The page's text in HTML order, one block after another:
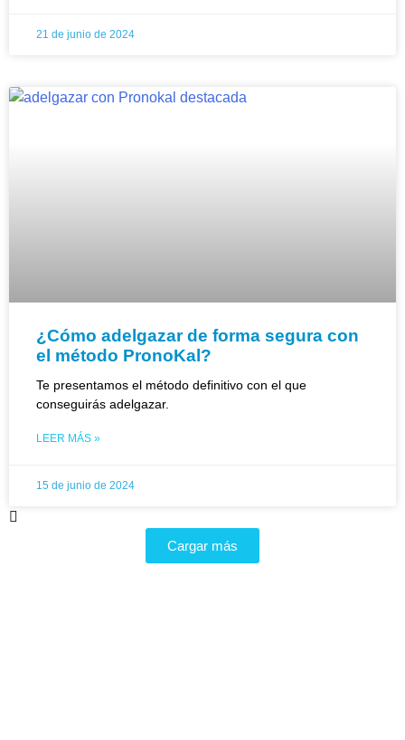
21 de junio de 2024
¿Cómo adelgazar de forma segura con
el método PronoKal?
Te presentamos el método definitivo con el que
conseguirás adelgazar.
LEER MÁS »
15 de junio de 2024
Cargar más